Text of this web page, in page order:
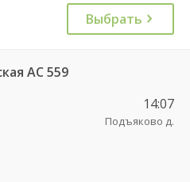
Выбрать
АС 559
14:07
Подъяково д.